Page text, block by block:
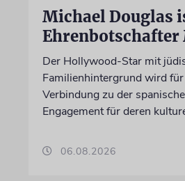
Michael Douglas
Ehrenbotschafter
Der Hollywood-Star mit
Familienhintergrund wird für
Verbindung zu der
Engagement für deren
06.08.2026